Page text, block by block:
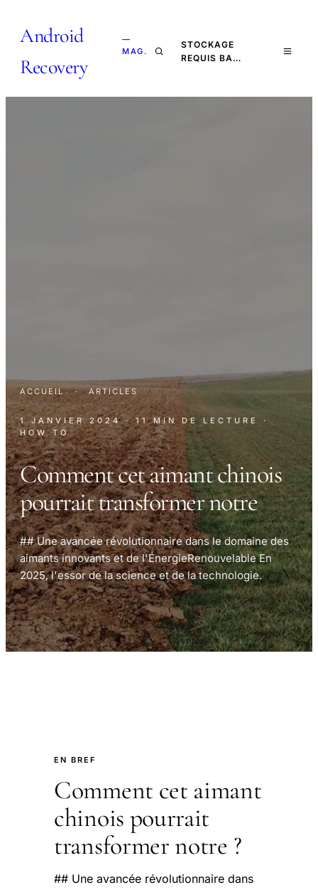
Android
Recovery
—
MAG.
STOCKAGE
REQUIS BA…
ACCUEIL · ARTICLES
1 JANVIER 2024 · 11 MIN DE LECTURE
·
HOW TO
Comment cet aimant chinois
pourrait transformer notre
## Une avancée révolutionnaire dans le domaine des
aimants innovants et de l'ÉnergieRenouvelable En
2025, l'essor de la science et de la technologie.
EN BREF
Comment cet aimant
chinois pourrait
transformer notre ?
## Une avancée révolutionnaire dans